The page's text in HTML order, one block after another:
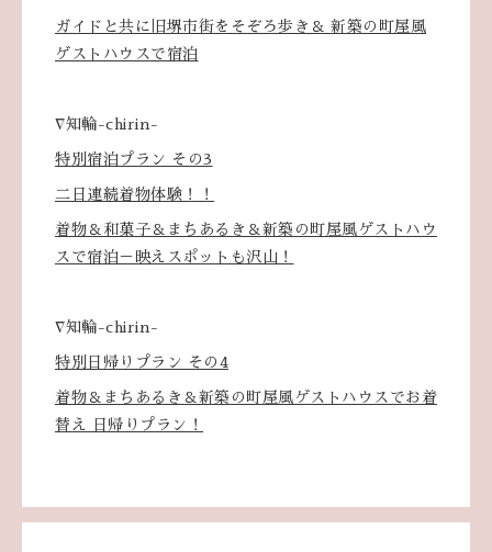
ガイドと共に旧堺市街をそぞろ歩き＆ 新築の町屋風
ゲストハウスで宿泊
∇知輪-chirin-
特別宿泊プラン その3
二日連続着物体験！！
着物＆和菓子＆まちあるき＆新築の町屋風ゲストハウ
スで宿泊－映えスポットも沢山！
∇知輪-chirin-
特別日帰りプラン その4
着物＆まちあるき＆新築の町屋風ゲストハウスでお着
替え 日帰りプラン！